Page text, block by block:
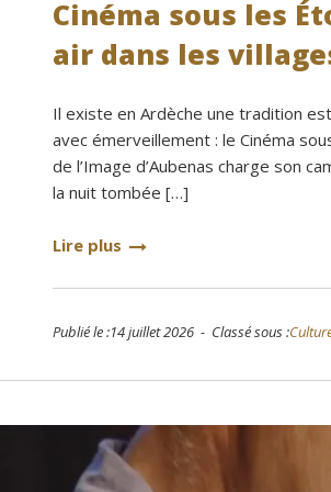
Cinéma sous les
air dans les
Il existe en Ardèche une tradition
avec émerveillement : le Cinéma
de l’Image d’Aubenas charge son
la nuit tombée […]
Lire plus
Publié le :14 juillet 2026 - Classé sous :